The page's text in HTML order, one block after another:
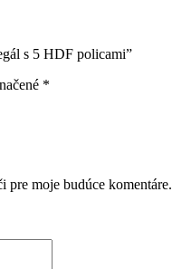
s 5 HDF policami”
*
moje budúce komentáre.